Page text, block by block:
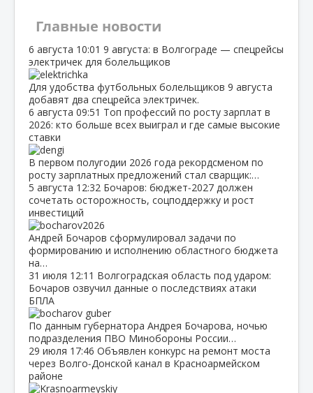
Главные новости
6 августа 10:01 9 августа: в Волгограде — спецрейсы
электричек для болельщиков
Для удобства футбольных болельщиков 9 августа
добавят два спецрейса электричек.
6 августа 09:51 Топ профессий по росту зарплат в
2026: кто больше всех выиграл и где самые высокие
ставки
В первом полугодии 2026 года рекордсменом по
росту зарплатных предложений стал сварщик:…
5 августа 12:32 Бочаров: бюджет‑2027 должен
сочетать осторожность, соцподдержку и рост
инвестиций
Андрей Бочаров сформулировал задачи по
формированию и исполнению областного бюджета
на…
31 июля 12:11 Волгоградская область под ударом:
Бочаров озвучил данные о последствиях атаки
БПЛА
По данным губернатора Андрея Бочарова, ночью
подразделения ПВО Минобороны России…
29 июля 17:46 Объявлен конкурс на ремонт моста
через Волго‑Донской канал в Красноармейском
районе